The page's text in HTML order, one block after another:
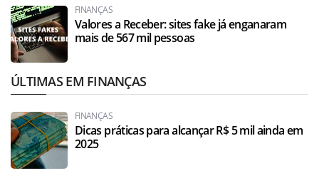
FINANÇAS
Valores a Receber: sites fake já enganaram
mais de 567 mil pessoas
ÚLTIMAS EM FINANÇAS
FINANÇAS
Dicas práticas para alcançar R$ 5 mil ainda em
2025